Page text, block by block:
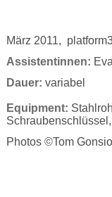
März 2011,
Assistentinnen:
Dauer: variabel
Equipment:
Photos ©Tom